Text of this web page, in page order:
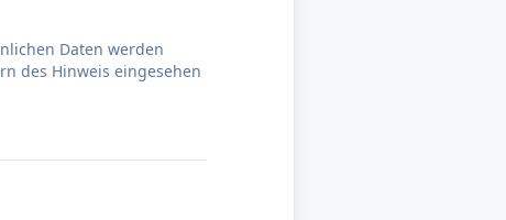
Daten werden
des Hinweis eingesehen